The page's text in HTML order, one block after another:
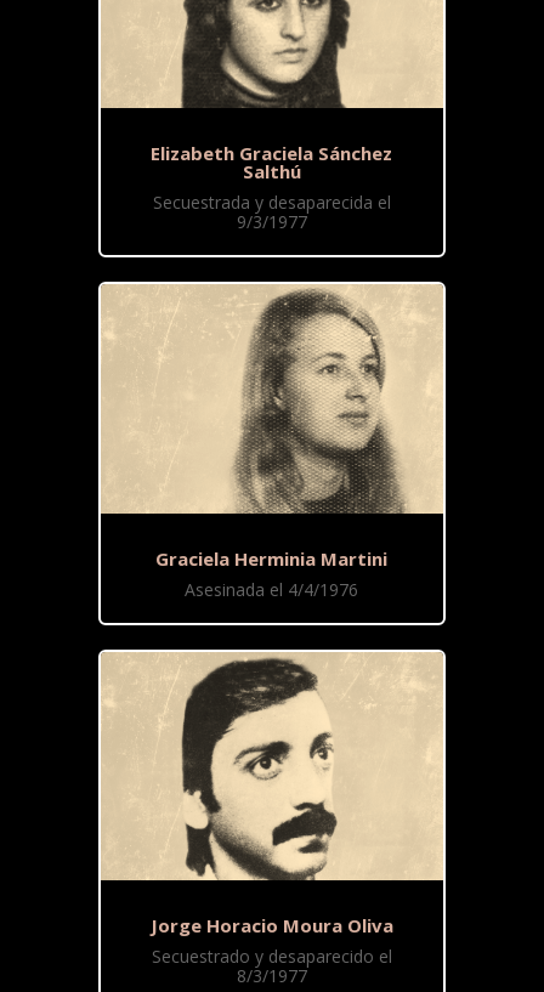
Elizabeth Graciela Sánchez
Salthú
Secuestrada y desaparecida el
9/3/1977
Graciela Herminia Martini
Asesinada el 4/4/1976
Jorge Horacio Moura Oliva
Secuestrado y desaparecido el
8/3/1977